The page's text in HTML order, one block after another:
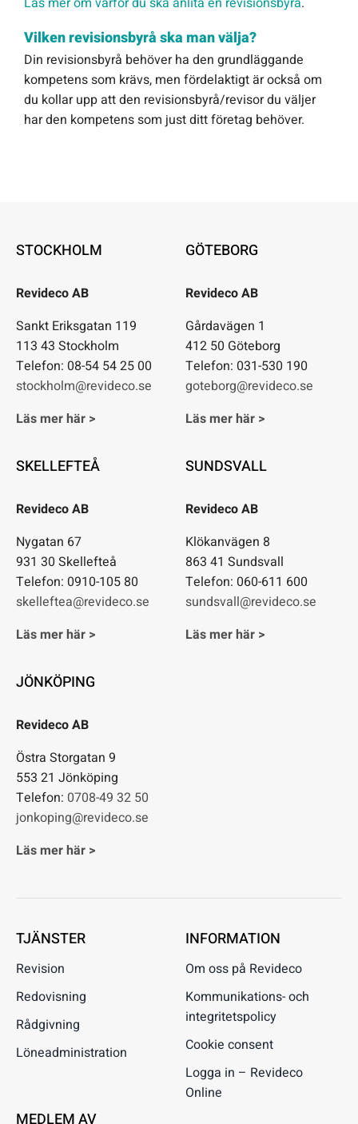
Vilken revisionsbyrå ska man välja?
Din revisionsbyrå behöver ha den grundläggande
kompetens som krävs, men fördelaktigt är också om
du kollar upp att den revisionsbyrå/revisor du väljer
har den kompetens som just ditt företag behöver.
STOCKHOLM
Revideco AB
Sankt Eriksgatan 119
113 43 Stockholm
Telefon: 08-54 54 25 00
stockholm@revideco.se
Läs mer här >
GÖTEBORG
Revideco AB
Gårdavägen 1
412 50 Göteborg
Telefon: 031-530 190
goteborg@revideco.se
Läs mer här >
SKELLEFTEÅ
Revideco AB
Nygatan 67
931 30 Skellefteå
Telefon: 0910-105 80
skelleftea@revideco.se
Läs mer här >
SUNDSVALL
Revideco AB
Klökanvägen 8
863 41 Sundsvall
Telefon: 060-611 600
sundsvall@revideco.se
Läs mer här >
JÖNKÖPING
Revideco AB
Östra Storgatan 9
553 21 Jönköping
Telefon: 0708-49 32 50
jonkoping@revideco.se
Läs mer här >
TJÄNSTER
Revision
Redovisning
Rådgivning
Löneadministration
INFORMATION
Om oss på Revideco
Kommunikations- och
integritetspolicy
Cookie consent
Logga in – Revideco
Online
MEDLEM AV